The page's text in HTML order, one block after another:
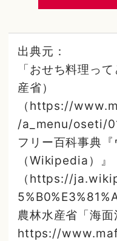
出典元：
「おせち料理っ
産省）
（https://
/a_menu/oseti/
フリー百科事典
（Wikipedia）』
（https://
農林水産省「海面
https://